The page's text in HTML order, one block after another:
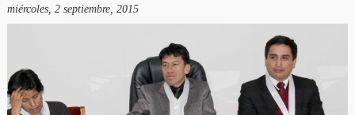
miércoles, 2 septiembre, 2015